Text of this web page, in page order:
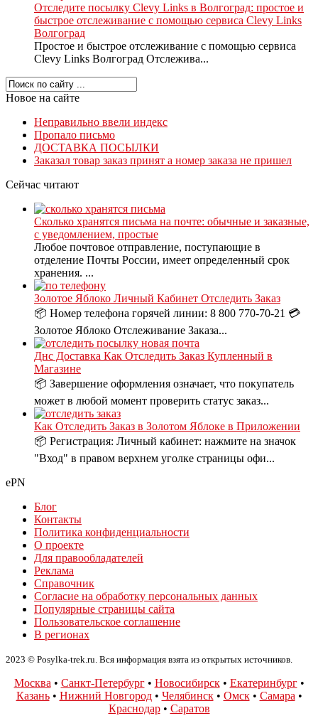
Отследите посылку Clevy Links в Волгоград: простое и
быстрое отслеживание с помощью сервиса Clevy Links
Волгоград
Простое и быстрое отслеживание с помощью сервиса
Clevy Links Волгоград Отслежива...
Новое на сайте
Неправильно ввели индекс
Пропало письмо
ДОСТАВКА ПОСЫЛКИ
Заказал товар заказ принят а номер заказа не пришел
Сейчас читают
Сколько хранятся письма на почте: обычные и заказные,
с уведомлением, простые
Любое почтовое отправление, поступающие в
отделение Почты России, имеет определенный срок
хранения. ...
Золотое Яблоко Личный Кабинет Отследить Заказ
📦 Номер телефона горячей линии: 8 800 770-70-21 💳
Золотое Яблоко Отслеживание Заказа...
Днс Доставка Как Отследить Заказ Купленный в
Магазине
📦 Завершение оформления означает, что покупатель
может в любой момент проверить статус заказ...
Как Отследить Заказ в Золотом Яблоке в Приложении
📦 Регистрация: Личный кабинет: нажмите на значок
"Вход" в правом верхнем уголке страницы офи...
ePN
Блог
Контакты
Политика конфиденциальности
О проекте
Для правообладателей
Реклама
Справочник
Согласие на обработку персональных данных
Популярные страницы сайта
Пользовательское соглашение
В регионах
2023 © Posylka-trek.ru. Вся информация взята из открытых источников.
Москва • Санкт-Петербург• Новосибирск• Екатеринбург•
Казань• Нижний Новгород• Челябинск• Омск• Самара •
Краснодар• Саратов